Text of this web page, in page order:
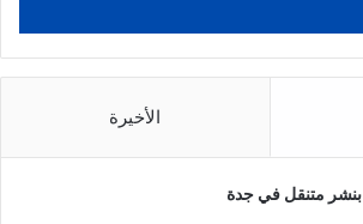
الأخيرة
بنشر متنقل في جدة